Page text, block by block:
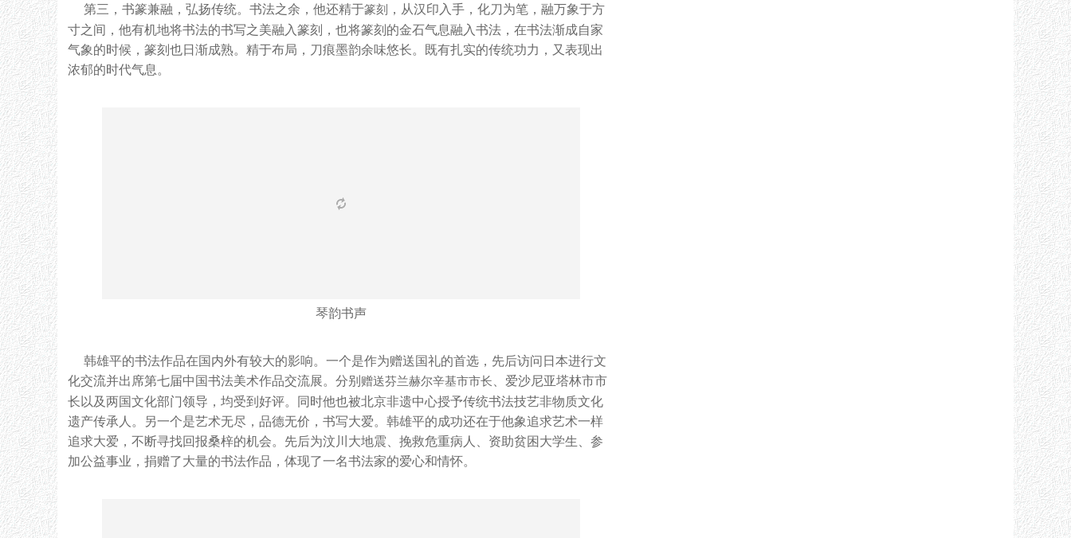
第三，书篆兼融，弘扬传统。书法之余，他还精于篆刻
，从汉印入手，化刀为笔，融万象于方
寸之间，他有机地将书法的书写之美融入篆刻，也将篆刻的金石气息融入书法，在书法渐成自家
气象的时候，篆刻也日渐成熟。精于布局，刀痕墨韵余味悠长。既有扎实的传统功力，又表现出
浓郁的时代气息。
琴韵书声
韩雄平的书法作品在国内外有较大的影响。一个是作为赠送国礼的首选，先后访问日本进行文
化交流并出席第七届中国书法美术作品交流展。分别 赠送芬兰赫尔辛基市市长 、爱沙尼亚塔林市市
长以及两国文化部门领导，均受到好评。同时他也被北京非遗中心授予传统书法技艺非物质文化
遗产传承人。另一个是艺术无尽，品德无价，书写大爱。韩雄平的成功还在于他象追求艺术一样
追求大爱，不断寻找回报桑梓的机会。先后为汶川大地震、挽救危重病人、资助贫困大学生、参
加公益事业，捐赠了大量的书法作品，体现了一名书法家的爱心和情怀。